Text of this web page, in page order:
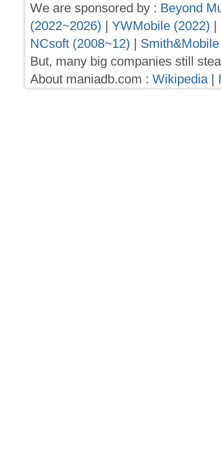
We are sponsored by : Beyond
(2022~2026) | YWMobile (2022) |
NCsoft (2008~12) |
But, many big companies still
About maniadb.com : Wikipedia|